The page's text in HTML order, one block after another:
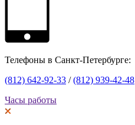
Телефоны в Санкт-Петербурге:
(812) 642-92-33 /(812) 939-42-48
Часы работы